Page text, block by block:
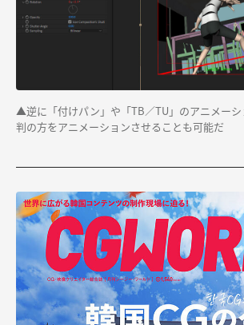
▲逆に「付けパン」や「TB／TU」のアニメー
判の方をアニメーションさせることも可能だ